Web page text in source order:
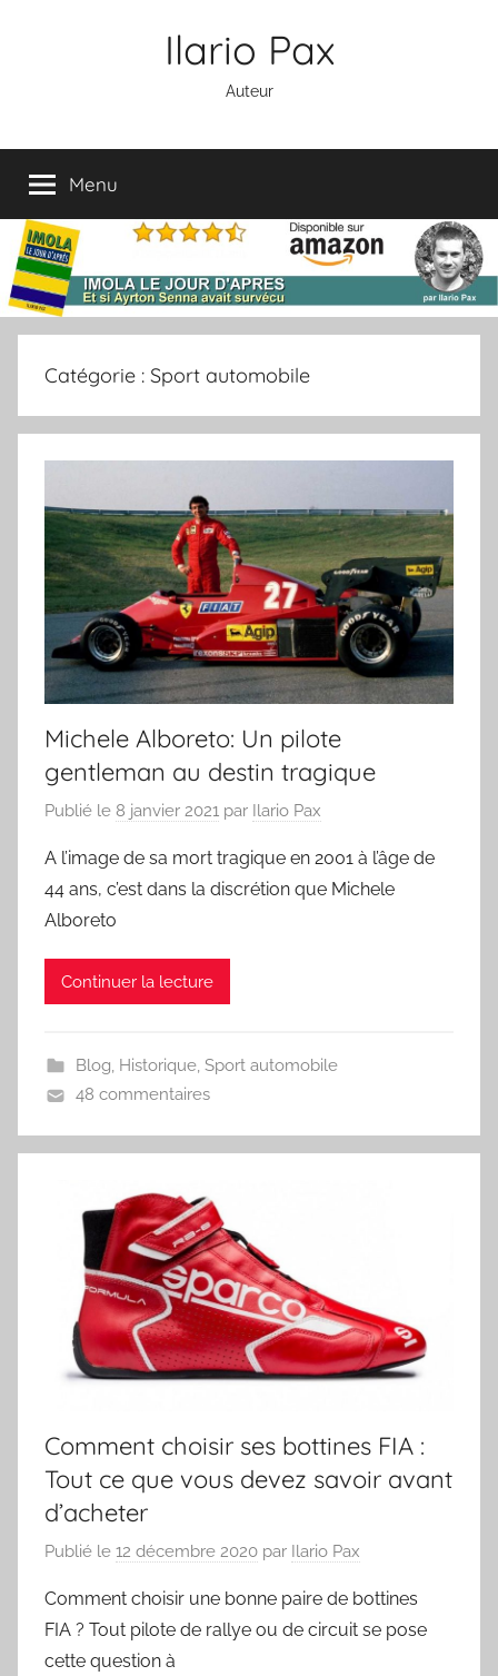
Ilario Pax
Auteur
Menu
Catégorie : Sport automobile
Michele Alboreto: Un pilote
gentleman au destin tragique
Publié le 8 janvier 2021 par Ilario Pax
A l’image de sa mort tragique en 2001 à l’âge de
44 ans, c’est dans la discrétion que Michele
Alboreto
Continuer la lecture
Blog, Historique, Sport automobile
48 commentaires
Comment choisir ses bottines FIA :
Tout ce que vous devez savoir avant
d’acheter
Publié le 12 décembre 2020 par Ilario Pax
Comment choisir une bonne paire de bottines
FIA ? Tout pilote de rallye ou de circuit se pose
cette question à